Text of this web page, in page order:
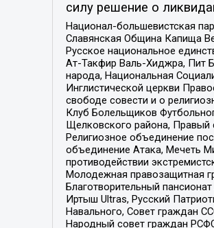
силу решение о
Национал-большевистская
Славянская Община Капища
Русское национальное
Ат-Такфир Валь-Хиджра, Пит
народа, Национальная
Инглистической церкви
свободе совести и о
Клуб Болельщиков
Щелковского района, Правый
Религиозное объединение
объединение Атака, Мечеть
противодействии
Молодежная правозащитная
Благотворительный
Иртыш Ultras, Русский
Навального, Совет граждан
Народный совет граждан